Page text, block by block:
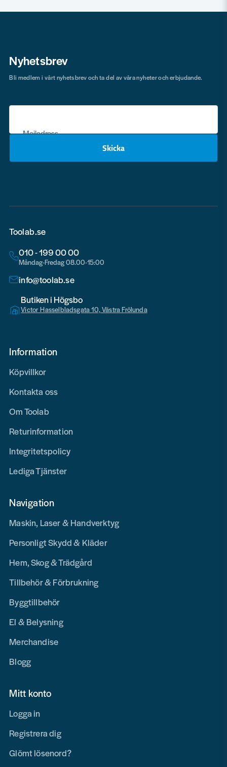
Nyhetsbrev
Mejladress
Skicka
Bli medlem i vårt nyhetsbrev och ta del av våra nyheter och erbjudande.
Toolab.se
010 - 199 00 00
Måndag-Fredag 08.00-15:00
info@toolab.se
Butiken i Högsbo
Victor Hasselbladsgata 10, Västra Frölunda
Information
Köpvillkor
Kontakta oss
Om Toolab
Returinformation
Integritetspolicy
Lediga Tjänster
Navigation
Maskin, Laser & Handverktyg
Personligt Skydd & Kläder
Hem, Skog & Trädgård
Tillbehör & Förbrukning
Byggtillbehör
El & Belysning
Merchandise
Blogg
Mitt konto
Logga in
Registrera dig
Glömt lösenord?